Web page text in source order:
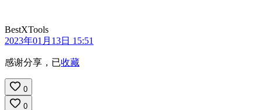
BestXTools
2023年01月13日 15:51
感谢分享，已收藏
0
0